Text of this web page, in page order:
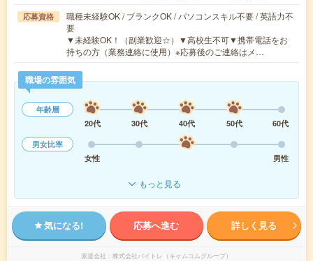
応募資格
職種未経験OK / ブランクOK / パソコンスキル不要 / 英語力不
要
▼未経験OK！（副業歓迎☆）▼高校生不可▼携帯電話をお
持ちの方（業務連絡に使用）※応募後のご連絡はメ…
職場の雰囲気
年齢層
20代
30代 40代 50代
60代
男女比率
女性
男性
もっと見る
気になる! 応募へ進む 詳しく見る
派遣会社 株式会社バイトレ（キャムコムグループ）